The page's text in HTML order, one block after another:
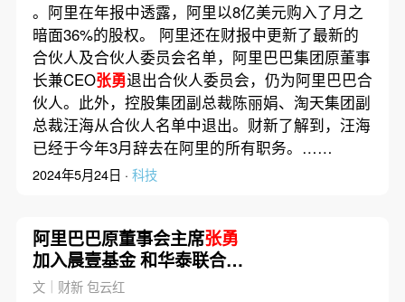
。阿里在年报中透露，阿里以8亿美元购入了月之
暗面36%的股权。 阿里还在财报中更新了最新的
合伙人及合伙人委员会名单，阿里巴巴集团原董事
长兼CEO张勇退出合伙人委员会，仍为阿里巴巴合
伙人。此外，控股集团副总裁陈丽娟、淘天集团副
总裁汪海从合伙人名单中退出。财新了解到，汪海
已经于今年3月辞去在阿里的所有职务。……
2024年5月24日 · 科技
阿里巴巴原董事会主席张勇
加入晨壹基金 和华泰联合原
董事长刘晓丹搭伙
文｜财新 包云红